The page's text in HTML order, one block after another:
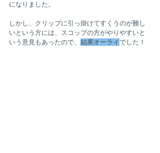
になりました。
しかし、クリップに引っ掛けてすくうのが難し
いという方には、スコップの方がやりやすいと
いう意見もあったので、 結果オーライでした！